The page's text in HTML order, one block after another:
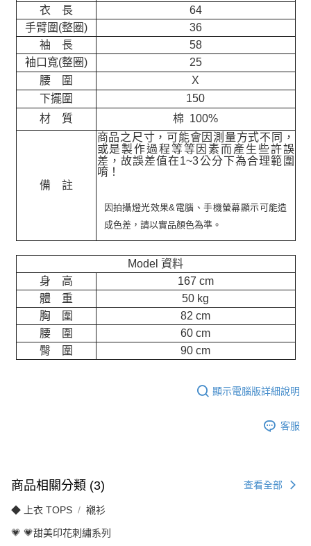
衣 長
64
手臂圍(整圈)
36
袖 長
58
袖口寬(整圈)
25
腰 圍
X
下擺圍
150
材 質
棉 100%
備 註
商品之尺寸，可能會因測量方式不同，
或是製作過程等等因素而產生些許誤
差，故誤差值在1~3公分下為合理範圍
唷！
因拍攝燈光效果&電腦、手機螢幕顯示可能造
成色差，請以實品顏色為準。
Model 資料
身 高
167 cm
體 重
50 kg
胸 圍
82 cm
腰 圍
60 cm
臀 圍
90 cm
顯示電腦版詳細說明
客服
商品相關分類 (3) 查看全部
◆ 上衣 TOPS 襯衫
💗 💗甜美印花刺繡系列